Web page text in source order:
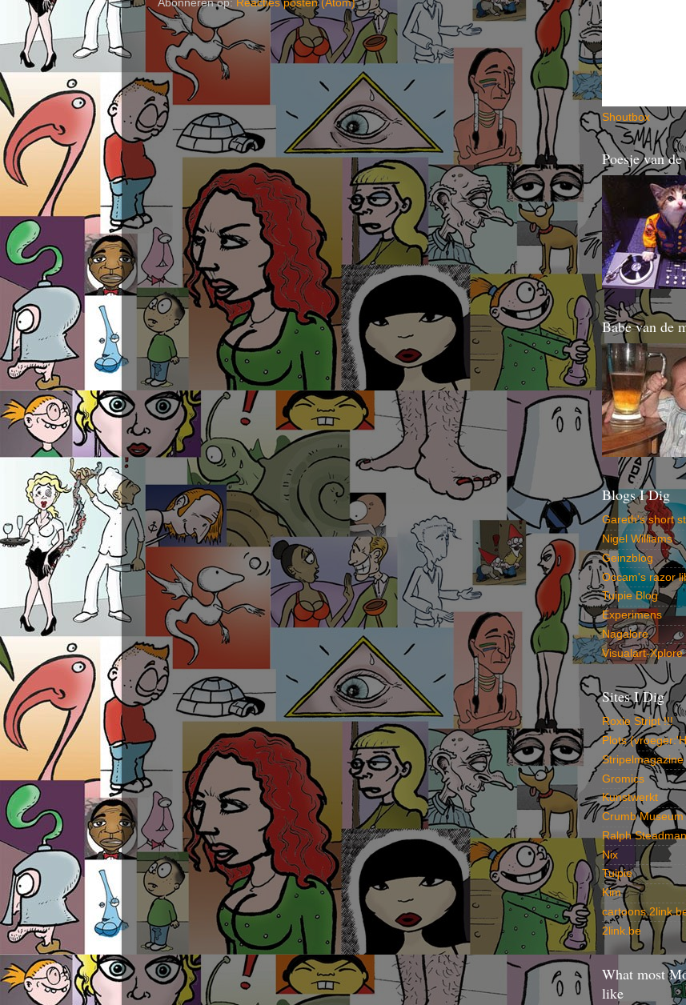
Abonneren op: Reacties posten (Atom)
Shoutbox
Poesje van
Babe van de
Blogs I Dig
Gareth's short
Nigel Williams
Geinzblog
Occam's razor
Tuipie Blog
Experimens
Nagalore
Visualart-Xplore
Sites I Dig
Roxie Stript !!!
Plots
Stripelmagazine
Gromics
Kunstwerkt
Crumb Museum
Ralph Steadman
Nix
Tuipie
Kim
2link.be
What most
like